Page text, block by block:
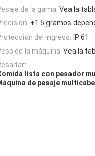
de la gama: Vea la
+1.5 gramos
del ingreso: IP 61
de la máquina: Vea la
lista con pesador
de pesaje